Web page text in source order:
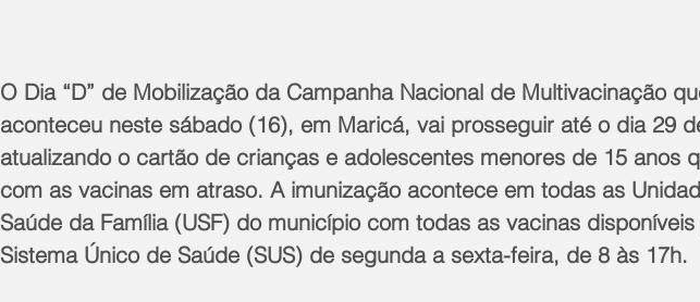
O Dia “D” de Mobilização da Campanha Nacional de Multivacinação
aconteceu neste sábado (16), em Maricá, vai prosseguir até o dia 29
atualizando o cartão de crianças e adolescentes menores de 15 anos
com as vacinas em atraso. A imunização acontece em todas as
Saúde da Família (USF) do município com todas as vacinas
Sistema Único de Saúde (SUS) de segunda a sexta-feira, de 8 às 17h.